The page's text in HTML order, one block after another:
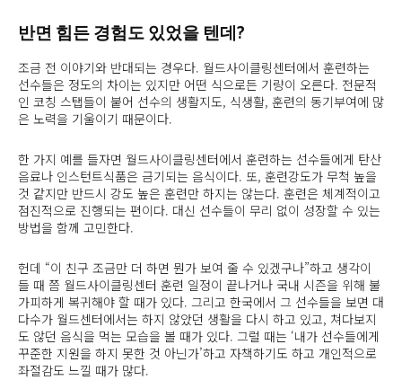
반면 힘든 경험도 있었을 텐데?
조금 전 이야기와 반대되는 경우다. 월드사이클링센터에서 훈련하는
선수들은 정도의 차이는 있지만 어떤 식으로든 기량이 오른다. 전문적
인 코칭 스탭들이 붙어 선수의 생활지도, 식생활, 훈련의 동기부여에 많
은 노력을 기울이기 때문이다.
한 가지 예를 들자면 월드사이클링센터에서 훈련하는 선수들에게 탄산
음료나 인스턴트식품은 금기되는 음식이다. 또, 훈련강도가 무척 높을
것 같지만 반드시 강도 높은 훈련만 하지는 않는다. 훈련은 체계적이고
점진적으로 진행되는 편이다. 대신 선수들이 무리 없이 성장할 수 있는
방법을 함께 고민한다.
헌데 “이 친구 조금만 더 하면 뭔가 보여 줄 수 있겠구나”하고 생각이
들 때 쯤 월드사이클링센터 훈련 일정이 끝나거나 국내 시즌을 위해 불
가피하게 복귀해야 할 때가 있다. 그리고 한국에서 그 선수들을 보면 대
다수가 월드센터에서는 하지 않았던 생활을 다시 하고 있고, 쳐다보지
도 않던 음식을 먹는 모습을 볼 때가 있다. 그럴 때는 ‘내가 선수들에게
꾸준한 지원을 하지 못한 것 아닌가’하고 자책하기도 하고 개인적으로
좌절감도 느낄 때가 많다.